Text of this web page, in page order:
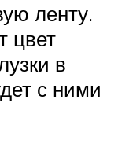
ленту.
цвет
в
с ними